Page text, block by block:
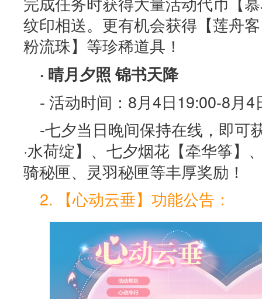
纹印相送。更有机会获得【莲舟
粉流珠】等珍稀道具！
· 晴月夕照 锦书天降
- 活动时间：8月4日19:00-8月4
-七夕当日晚间保持在线，即可
·水荷绽】、七夕烟花【牵华筝】
骑秘匣、灵羽秘匣等丰厚奖励！
2. 【心动云垂】功能公告：